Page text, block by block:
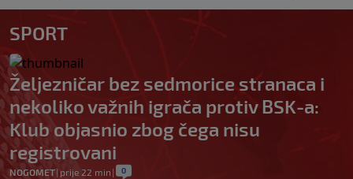
SPORT
Željezničar bez sedmorice stranaca i
nekoliko važnih igrača protiv BSK-a:
Klub objasnio zbog čega nisu
registrovani
NOGOMET| prije 22 min | 0